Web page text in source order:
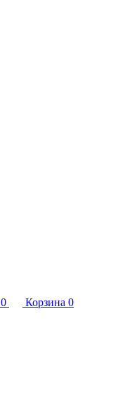
0 Корзина 0